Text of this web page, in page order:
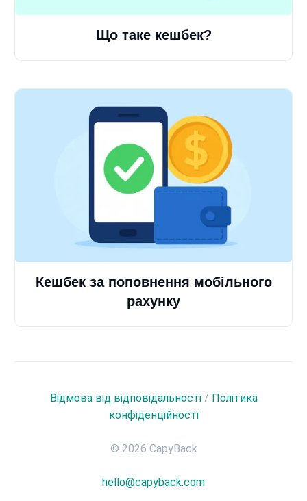
Що таке кешбек?
Кешбек за поповнення мобільного
рахунку
Відмова від відповідальності/ Політика
конфіденційності
© 2026 CapyBack
hello@capyback.com